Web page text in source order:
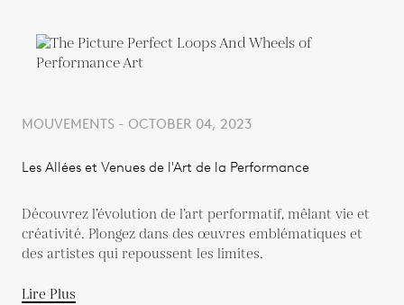
MOUVEMENTS - OCTOBER 04, 2023
Les Allées et Venues de l'Art de la Performance
Découvrez l’évolution de l’art performatif, mêlant vie et
créativité. Plongez dans des œuvres emblématiques et
des artistes qui repoussent les limites.
Lire Plus